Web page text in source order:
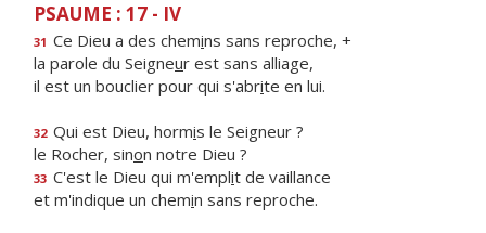
PSAUME : 17 - IV
31 Ce Dieu a des chemins sans reproche, +
la parole du Seigneur est sans alliage,
il est un bouclier pour qui s'abrite en lui.
32 Qui est Dieu, hormis le Seigneur ?
le Rocher, sinon notre Dieu ?
33 C'est le Dieu qui m'emplit de vaillance
et m'indique un chemin sans reproche.